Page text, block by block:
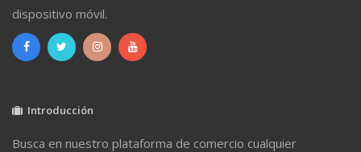
dispositivo móvil.
Introducción
Busca en nuestro plataforma de comercio cualquier